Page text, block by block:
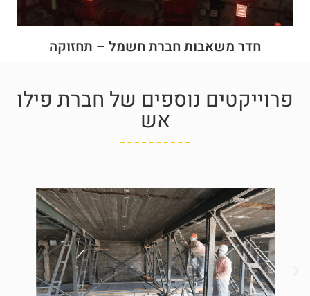
חדר משאבות חברת חשמל – תחזוקה
פרוייקטים נוספים של חברת פילו
אש